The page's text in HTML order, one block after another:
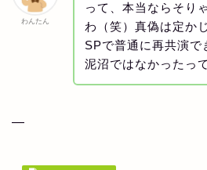
わんたん
って、本当ならそり
わ（笑）真偽は定か
SPで普通に再共演で
泥沼ではなかったっ
—